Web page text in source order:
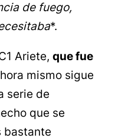
de fuego,
*.
Ariete, que fue
mismo sigue
serie de
que se
bastante